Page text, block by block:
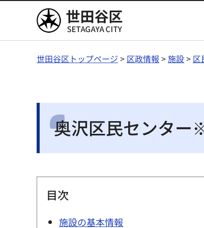
世田谷区
世田谷区トップページ > 区政情報 >施設> 区
奥沢区民センター
目次
施設の基本情報